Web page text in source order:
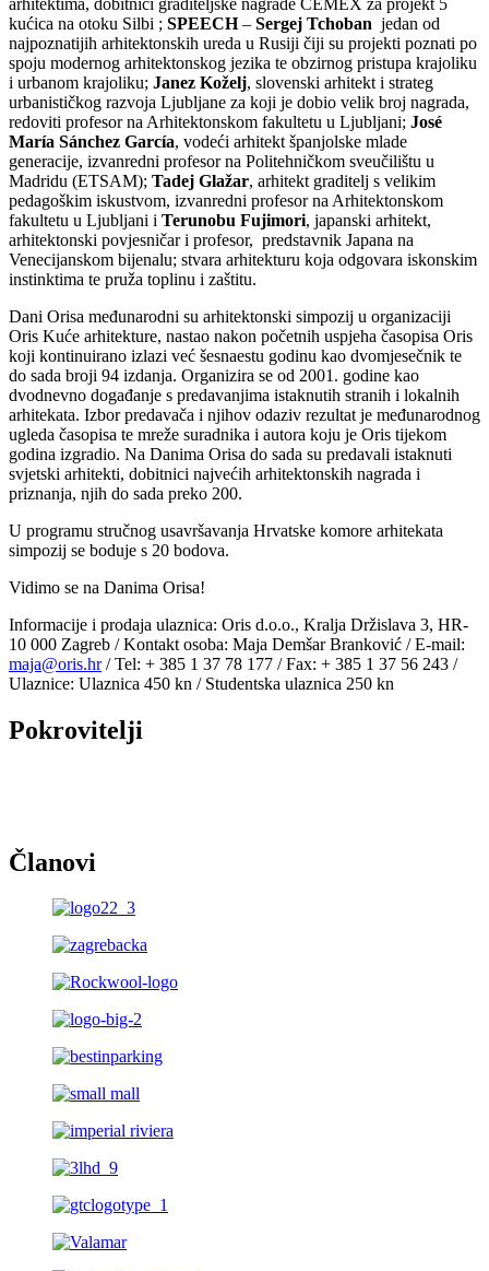
kućica na otoku Silbi ; SPEECH– Sergej Tchoban jedan od
najpoznatijih arhitektonskih ureda u Rusiji čiji su projekti poznati po
spoju modernog arhitektonskog jezika te obzirnog pristupa krajoliku
i urbanom krajoliku; Janez Koželj, slovenski arhitekt i strateg
urbanističkog razvoja Ljubljane za koji je dobio velik broj nagrada,
redoviti profesor na Arhitektonskom fakultetu u Ljubljani; José
María Sánchez García, vodeći arhitekt španjolske mlade
generacije, izvanredni profesor na Politehničkom sveučilištu u
Madridu (ETSAM); Tadej Glažar, arhitekt graditelj s velikim
pedagoškim iskustvom, izvanredni profesor na Arhitektonskom
fakultetu u Ljubljani i Terunobu Fujimori, japanski arhitekt,
arhitektonski povjesničar i profesor, predstavnik Japana na
Venecijanskom bijenalu; stvara arhitekturu koja odgovara iskonskim
instinktima te pruža toplinu i zaštitu.
Dani Orisa međunarodni su arhitektonski simpozij u organizaciji
Oris Kuće arhitekture, nastao nakon početnih uspjeha časopisa Oris
koji kontinuirano izlazi već šesnaestu godinu kao dvomjesečnik te
do sada broji 94 izdanja. Organizira se od 2001. godine kao
dvodnevno događanje s predavanjima istaknutih stranih i lokalnih
arhitekata. Izbor predavača i njihov odaziv rezultat je međunarodnog
ugleda časopisa te mreže suradnika i autora koju je Oris tijekom
godina izgradio. Na Danima Orisa do sada su predavali istaknuti
svjetski arhitekti, dobitnici najvećih arhitektonskih nagrada i
priznanja, njih do sada preko 200.
U programu stručnog usavršavanja Hrvatske komore arhitekata
simpozij se boduje s 20 bodova.
Vidimo se na Danima Orisa!
Informacije i prodaja ulaznica: Oris d.o.o., Kralja Držislava 3, HR-
10 000 Zagreb / Kontakt osoba: Maja Demšar Branković / E-mail:
maja@oris.hr/ Tel: + 385 1 37 78 177 / Fax: + 385 1 37 56 243 /
Ulaznice: Ulaznica 450 kn / Studentska ulaznica 250 kn
Pokrovitelji
Članovi